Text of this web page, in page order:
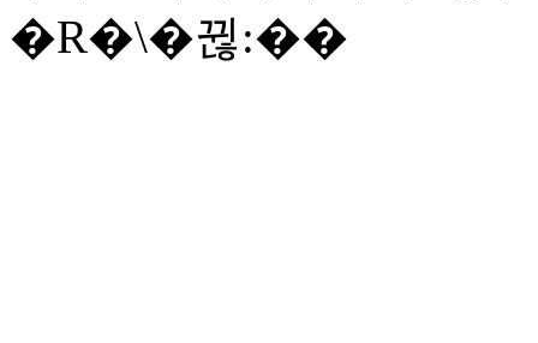
�R�\�뀒:��